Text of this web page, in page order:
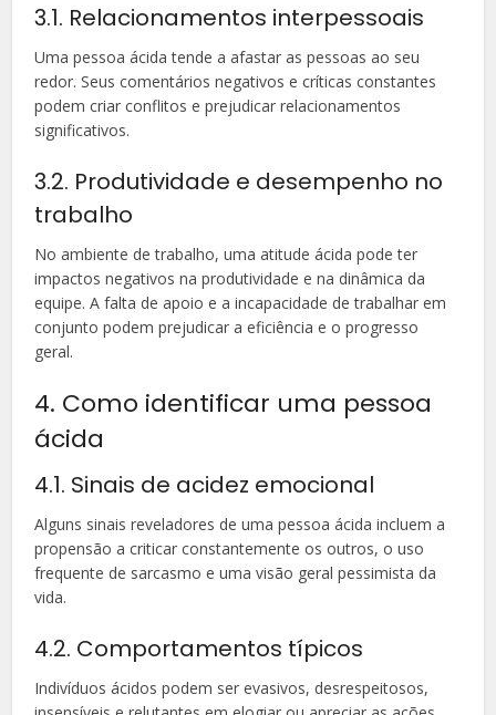
3.1. Relacionamentos interpessoais
Uma pessoa ácida tende a afastar as pessoas ao seu
redor. Seus comentários negativos e críticas constantes
podem criar conflitos e prejudicar relacionamentos
significativos.
3.2. Produtividade e desempenho no
trabalho
No ambiente de trabalho, uma atitude ácida pode ter
impactos negativos na produtividade e na dinâmica da
equipe. A falta de apoio e a incapacidade de trabalhar em
conjunto podem prejudicar a eficiência e o progresso
geral.
4. Como identificar uma pessoa
ácida
4.1. Sinais de acidez emocional
Alguns sinais reveladores de uma pessoa ácida incluem a
propensão a criticar constantemente os outros, o uso
frequente de sarcasmo e uma visão geral pessimista da
vida.
4.2. Comportamentos típicos
Indivíduos ácidos podem ser evasivos, desrespeitosos,